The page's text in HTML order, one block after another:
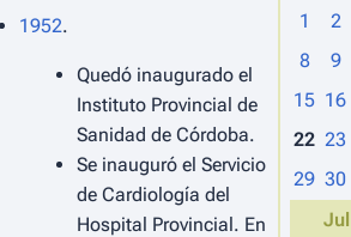
1
2
8
9
15 16
22 23
29 30
Jul
1952.
Quedó inaugurado el
Instituto Provincial de
Sanidad de Córdoba.
Se inauguró el Servicio
de Cardiología del
Hospital Provincial. En